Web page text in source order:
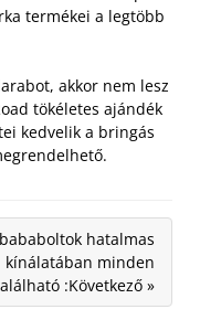
termékei a legtöbb
akkor nem lesz
tökéletes ajándék
kedvelik a bringás
hatalmas
kínálatában minden
:Következő »